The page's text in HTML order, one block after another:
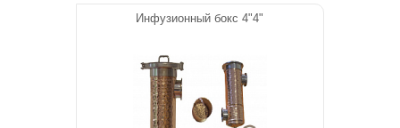
Инфузионный бокс 4"4"